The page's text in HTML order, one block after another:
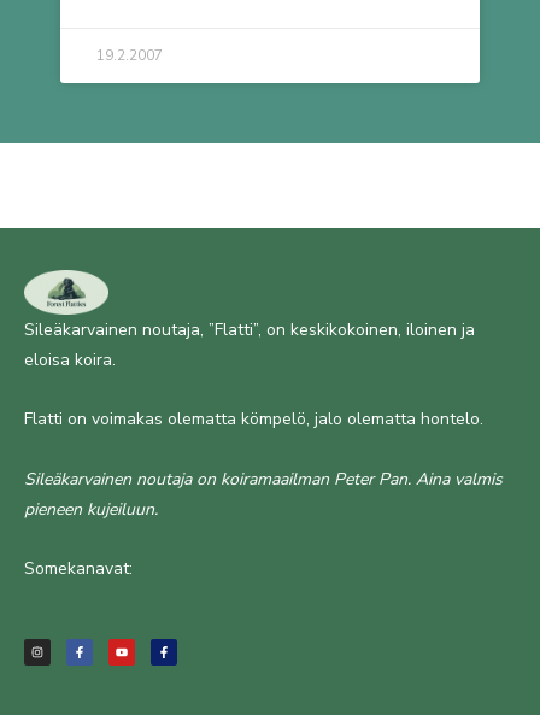
19.2.2007
Sileäkarvainen noutaja, ”Flatti”, on keskikokoinen, iloinen ja
eloisa koira.
Flatti on voimakas olematta kömpelö, jalo olematta hontelo.
Sileäkarvainen noutaja on koiramaailman Peter Pan. Aina valmis
pieneen kujeiluun.
Somekanavat:
s
t
a
c
e
b
u
t
u
c
e
b